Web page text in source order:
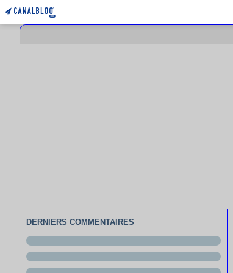
DERNIERS COMMENTAIRES